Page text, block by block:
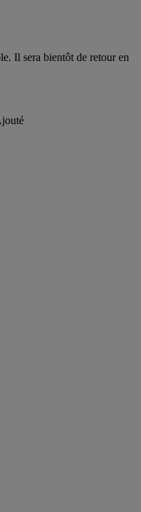
Il sera bientôt de retour en